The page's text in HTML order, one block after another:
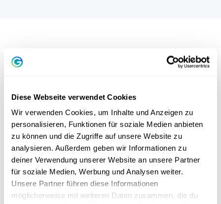
Diese Webseite verwendet Cookies
Wir verwenden Cookies, um Inhalte und Anzeigen zu
personalisieren, Funktionen für soziale Medien anbieten
zu können und die Zugriffe auf unsere Website zu
analysieren. Außerdem geben wir Informationen zu
deiner Verwendung unserer Website an unsere Partner
für soziale Medien, Werbung und Analysen weiter.
Unsere Partner führen diese Informationen
möglicherweise mit weiteren Daten zusammen, die du
COACHING
Mehr entdecken >
Mit verschiedenen Coaching Arten zu
Glück und Erfolg
8 Min